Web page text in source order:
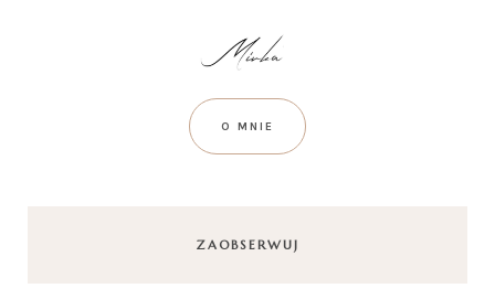
O MNIE
ZAOBSERWUJ